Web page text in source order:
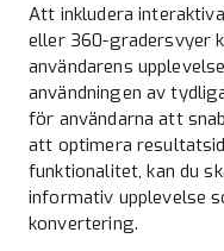
Att inkludera
eller 360-gradersvyer
användarens
användningen av
för användarna att
att optimera
funktionalitet, kan du
informativ upplevelse
konvertering.